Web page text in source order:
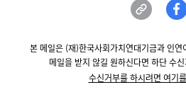
본 메일은 (재)한국사회가치연대기금과 인
메일을 받지 않길 원하신다면 하단 수
수신거부를 하시려면 여기